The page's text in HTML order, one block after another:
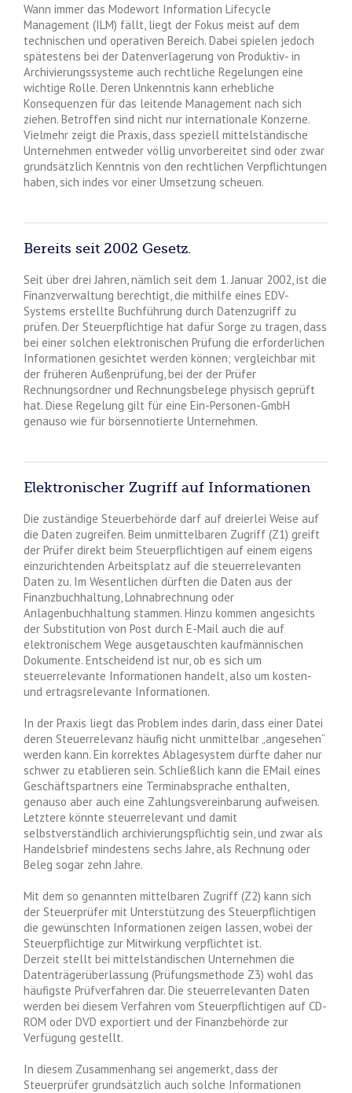
Wann immer das Modewort Information Lifecycle
Management (ILM) fällt, liegt der Fokus meist auf dem
technischen und operativen Bereich. Dabei spielen jedoch
spätestens bei der Datenverlagerung von Produktiv- in
Archivierungssysteme auch rechtliche Regelungen eine
wichtige Rolle. Deren Unkenntnis kann erhebliche
Konsequenzen für das leitende Management nach sich
ziehen. Betroffen sind nicht nur internationale Konzerne.
Vielmehr zeigt die Praxis, dass speziell mittelständische
Unternehmen entweder völlig unvorbereitet sind oder zwar
grundsätzlich Kenntnis von den rechtlichen Verpflichtungen
haben, sich indes vor einer Umsetzung scheuen.
Bereits seit 2002 Gesetz.
Seit über drei Jahren, nämlich seit dem 1. Januar 2002, ist die
Finanzverwaltung berechtigt, die mithilfe eines EDV-
Systems erstellte Buchführung durch Datenzugriff zu
prüfen. Der Steuerpflichtige hat dafür Sorge zu tragen, dass
bei einer solchen elektronischen Prüfung die erforderlichen
Informationen gesichtet werden können; vergleichbar mit
der früheren Außenprüfung, bei der der Prüfer
Rechnungsordner und Rechnungsbelege physisch geprüft
hat. Diese Regelung gilt für eine Ein-Personen-GmbH
genauso wie für börsennotierte Unternehmen.
Elektronischer Zugriff auf Informationen
Die zuständige Steuerbehörde darf auf dreierlei Weise auf
die Daten zugreifen. Beim unmittelbaren Zugriff (Z1) greift
der Prüfer direkt beim Steuerpflichtigen auf einem eigens
einzurichtenden Arbeitsplatz auf die steuerrelevanten
Daten zu. Im Wesentlichen dürften die Daten aus der
Finanzbuchhaltung, Lohnabrechnung oder
Anlagenbuchhaltung stammen. Hinzu kommen angesichts
der Substitution von Post durch E-Mail auch die auf
elektronischem Wege ausgetauschten kaufmännischen
Dokumente. Entscheidend ist nur, ob es sich um
steuerrelevante Informationen handelt, also um kosten-
und ertragsrelevante Informationen.
In der Praxis liegt das Problem indes darin, dass einer Datei
deren Steuerrelevanz häufig nicht unmittelbar „angesehen“
werden kann. Ein korrektes Ablagesystem dürfte daher nur
schwer zu etablieren sein. Schließlich kann die EMail eines
Geschäftspartners eine Terminabsprache enthalten,
genauso aber auch eine Zahlungsvereinbarung aufweisen.
Letztere könnte steuerrelevant und damit
selbstverständlich archivierungspflichtig sein, und zwar als
Handelsbrief mindestens sechs Jahre, als Rechnung oder
Beleg sogar zehn Jahre.
Mit dem so genannten mittelbaren Zugriff (Z2) kann sich
der Steuerprüfer mit Unterstützung des Steuerpflichtigen
die gewünschten Informationen zeigen lassen, wobei der
Steuerpflichtige zur Mitwirkung verpflichtet ist.
Derzeit stellt bei mittelständischen Unternehmen die
Datenträgerüberlassung (Prüfungsmethode Z3) wohl das
häufigste Prüfverfahren dar. Die steuerrelevanten Daten
werden bei diesem Verfahren vom Steuerpflichtigen auf CD-
ROM oder DVD exportiert und der Finanzbehörde zur
Verfügung gestellt.
In diesem Zusammenhang sei angemerkt, dass der
Steuerprüfer grundsätzlich auch solche Informationen